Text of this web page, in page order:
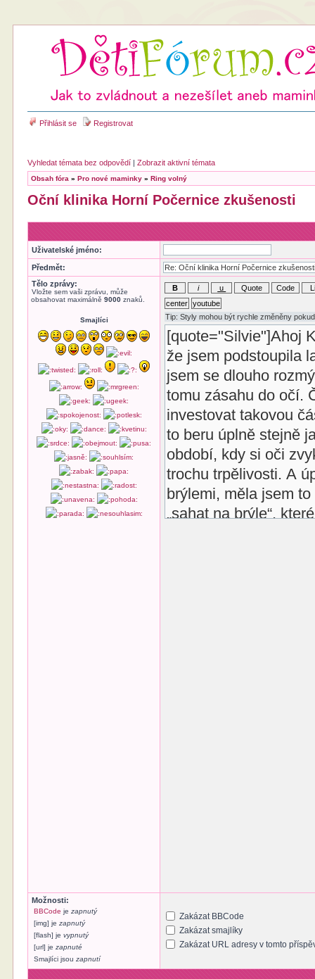
Přihlásit se Registrovat
Vyhledat témata bez odpovědí |Zobrazit aktivní témata
Obsah fóra »Pro nové maminky »Ring volný
Oční klinika Horní Počernice zkušenosti
Uživatelské jméno:
Předmět:
Tělo zprávy:
Vložte sem vaši zprávu, může
obsahovat maximálně9000 znaků.
Smajlíci
Možnosti:
BBCode jezapnutý
[img] jezapnutý
[flash] jevypnutý
[url] jezapnuté
Smajlíci jsouzapnutí
Zakázat BBCode
Zakázat smajlíky
Zakázat URL adresy v tomto